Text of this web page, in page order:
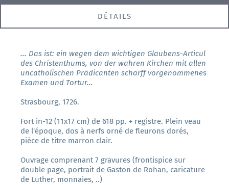
DÉTAILS
... Das ist: ein wegen dem wichtigen Glaubens-Articul
des Christenthums, von der wahren Kirchen mit allen
uncatholischen Prädicanten scharff vorgenommenes
Examen und Tortur...
Strasbourg, 1726.
Fort in-12 (11x17 cm) de 618 pp. + registre. Plein veau
de l'époque, dos à nerfs orné de fleurons dorés,
pièce de titre marron clair.
Ouvrage comprenant 7 gravures (frontispice sur
double page, portrait de Gaston de Rohan, caricature
de Luther, monnaies, ..)